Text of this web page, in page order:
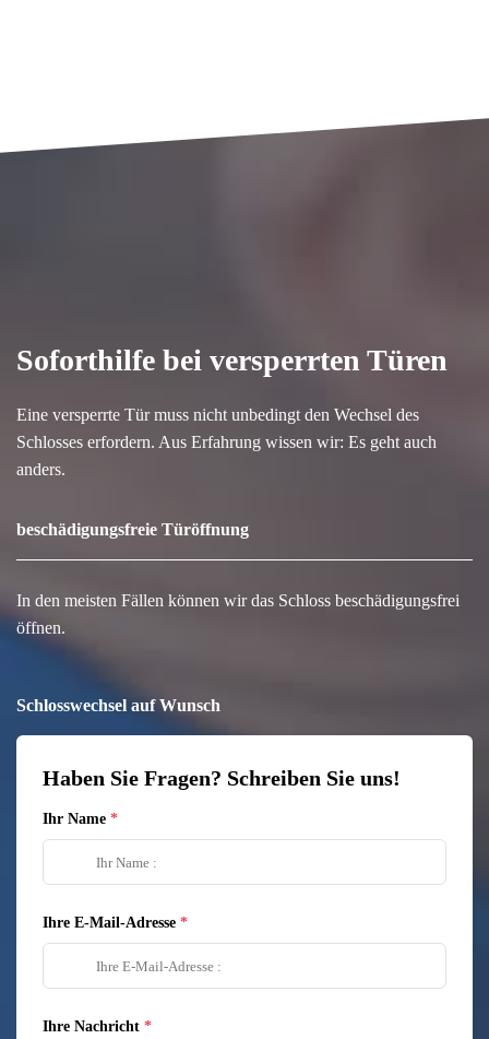
Soforthilfe bei versperrten Türen
Eine versperrte Tür muss nicht unbedingt den Wechsel des
Schlosses erfordern. Aus Erfahrung wissen wir: Es geht auch
anders.
beschädigungsfreie Türöffnung
In den meisten Fällen können wir das Schloss beschädigungsfrei
öffnen.
Schlosswechsel auf Wunsch
Haben Sie Fragen? Schreiben Sie uns!
Ihr Name
Ihre E-Mail-Adresse
Ihre Nachricht